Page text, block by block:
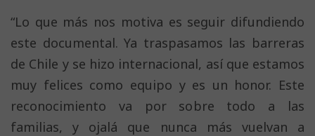
“Lo que más nos motiva es seguir difundiendo
este documental. Ya traspasamos las barreras
de Chile y se hizo internacional, así que estamos
muy felices como equipo y es un honor. Este
reconocimiento va por sobre todo a las
familias, y ojalá que nunca más vuelvan a